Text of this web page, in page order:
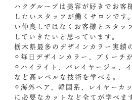
ハクグループは美容が好きでお客
したいスタッフが働くサロンです
い仲良しではなくお客様とスタッ
していきたいと思っています。
栃木県最多のデザインカラー実績
⚪︎毎日デザインカラー、ブリーチ
⚪︎ハイライト、バレイヤージュ、
など高レベルな技術を学べる。
⚪︎海外ヘア、韓国系、レイヤーカ
に必要なカットなど全てが学べま